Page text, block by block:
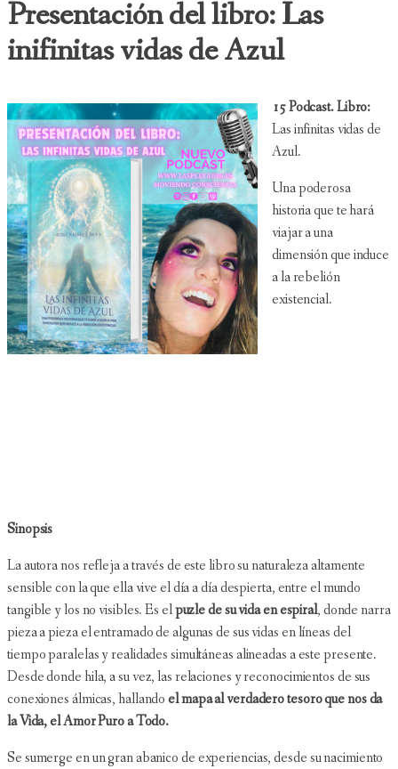
Presentación del libro: Las
inifinitas vidas de Azul
15 Podcast. Libro:
Las infinitas vidas de
Azul.
Una poderosa
historia que te hará
viajar a una
dimensión que induce
a la rebelión
existencial.
Sinopsis
La autora nos refleja a través de este libro su naturaleza altamente
sensible con la que ella vive el día a día despierta, entre el mundo
tangible y los no visibles. Es elpuzle de su vida en espiral, donde narra
pieza a pieza el entramado de algunas de sus vidas en líneas del
tiempo paralelas y realidades simultáneas alineadas a este presente.
Desde donde hila, a su vez, las relaciones y reconocimientos de sus
conexiones álmicas, hallandoel mapa al verdadero tesoro que nos da
la Vida, el Amor Puro a Todo.
Se sumerge en un gran abanico de experiencias, desde su nacimiento